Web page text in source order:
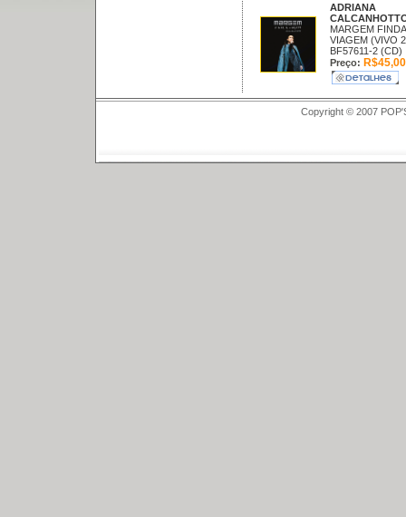
ADRIANA
MARGEM FINDA
VIAGEM (VIVO
BF57611-2 (CD)
Preço: R$45,00
Copyright © 2007